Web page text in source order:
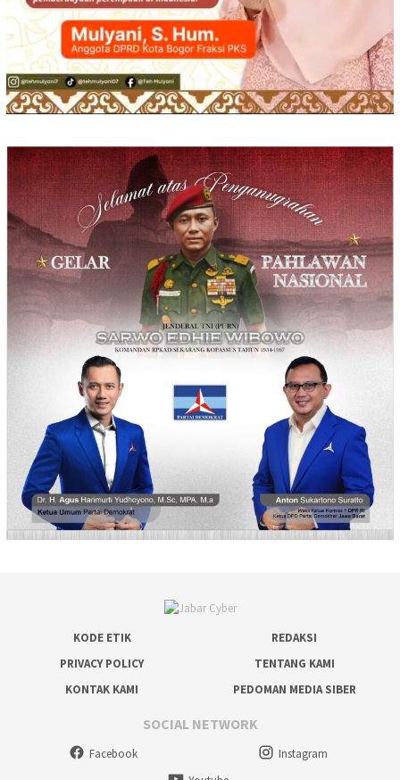
KODE ETIK
REDAKSI
PRIVACY POLICY
TENTANG KAMI
KONTAK KAMI
PEDOMAN MEDIA SIBER
SOCIAL NETWORK
Facebook
Instagram